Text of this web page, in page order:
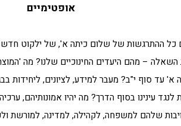
אופטימיים
כל ההתרגשות של שלום כיתה א', של ילקוט
– מהם היעדים החינוכיים שלנו? מה
עד סוף י"ב? מעבר למידע, לציונים, ליחידות
לנגד עינינו בסוף הדרך? מה יהיו אמונותיהם,
שלהם למשפחה, לקהילה, למדינה, למורשת